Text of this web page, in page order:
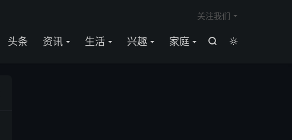


头条 资讯 生活 兴趣 家庭
关注我们